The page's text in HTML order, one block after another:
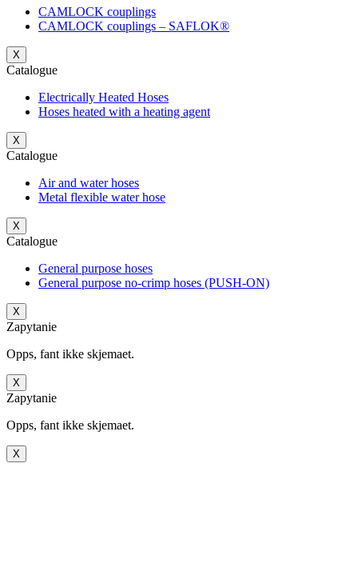
CAMLOCK couplings
CAMLOCK couplings – SAFLOK®
X
Catalogue
Electrically Heated Hoses
Hoses heated with a heating agent
X
Catalogue
Air and water hoses
Metal flexible water hose
X
Catalogue
General purpose hoses
General purpose no-crimp hoses (PUSH-ON)
X
Zapytanie
Opps, fant ikke skjemaet.
X
Zapytanie
Opps, fant ikke skjemaet.
X